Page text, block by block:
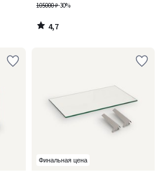
105000 ₽-30%
4,7
/
Финальная цена